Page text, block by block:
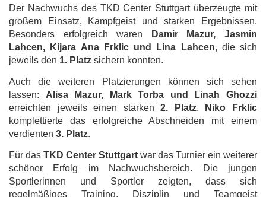
Der Nachwuchs des TKD Center Stuttgart überzeugte mit
großem Einsatz, Kampfgeist und starken Ergebnissen.
Besonders erfolgreich waren
Damir Mazur, Jasmin
Lahcen, Kijara Ana Frklic und Lina Lahcen, die sich
jeweils den 1. Platz sichern konnten.
Auch die weiteren Platzierungen können sich sehen
lassen: Alisa Mazur, Mark Torba und Linah Ghozzi
erreichten jeweils einen starken2. Platz.
Niko Frklic
komplettierte das erfolgreiche Abschneiden mit einem
verdienten 3. Platz.
Für das TKD Center Stuttgart war das Turnier ein weiterer
schöner Erfolg im Nachwuchsbereich. Die jungen
Sportlerinnen und Sportler zeigten, dass sich
regelmäßiges Training, Disziplin und Teamgeist